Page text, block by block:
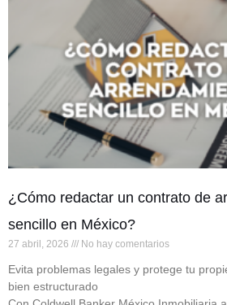
¿Cómo redactar un contrato de
sencillo en México?
27 abril, 2026 No hay comentarios
Evita problemas legales y protege tu
bien estructurado